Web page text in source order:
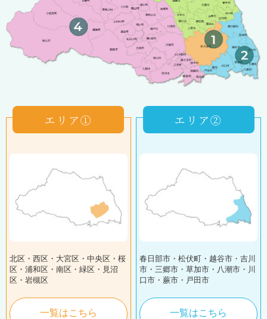
エリア①
北区・西区・大宮区・中央区・桜
区・浦和区・南区・緑区・見沼
区・岩槻区
一覧はこちら
エリア②
春日部市・松伏町・越谷市・吉川
市・三郷市・草加市・八潮市・川
口市・蕨市・戸田市
一覧はこちら